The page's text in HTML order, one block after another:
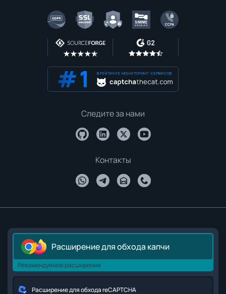
В РЕЙТИНГЕ МОНИТОРИНГ-СЕРВИСОВ
Следите за нами
Контакты
Расширение для обхода капчи
Рекомендуемое расширение
Расширение для обхода reCAPTCHA